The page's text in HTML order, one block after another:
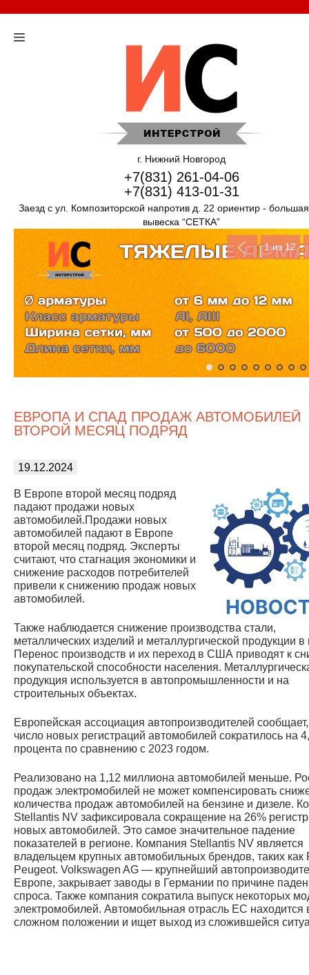
г. Нижний Новгород
+7(831) 261-04-06
+7(831) 413-01-31
Заезд с ул. Композиторской напротив д. 22 ориентир -
вывеска “СЕТКА”
1из 12
ЕВРОПА И СПАД ПРОДАЖ АВТОМОБИЛЕЙ
ВТОРОЙ МЕСЯЦ ПОДРЯД
19.12.2024
В Европе второй месяц подряд
падают продажи новых
автомобилей.Продажи новых
автомобилей падают в Европе
второй месяц подряд. Эксперты
считают, что стагнация экономики и
снижение расходов потребителей
привели к снижению продаж новых
автомобилей.
Также наблюдается снижение производства стали,
металлических изделий и металлургической продукции
Перенос производств и их переход в США приводят к
покупательской способности населения.
продукция используется в автопромышленности и на
строительных объектах.
Европейская ассоциация автопроизводителей
число новых регистраций автомобилей сократилось на
процента по сравнению с 2023 годом.
Реализовано на 1,12 миллиона автомобилей меньше.
продаж электромобилей не может компенсировать
количества продаж автомобилей на бензине и дизеле.
Stellantis NV зафиксировала сокращение на 26%
новых автомобилей. Это самое значительное падение
показателей в регионе. Компания Stellantis NV является
владельцем крупных автомобильных брендов, таких как
Peugeot. Volkswagen AG — крупнейший
Европе, закрывает заводы в Германии по причине
спроса. Также компания сократила выпуск некоторых
электромобилей. Автомобильная отрасль ЕС находится
сложном положении и ищет выход из сложившейся